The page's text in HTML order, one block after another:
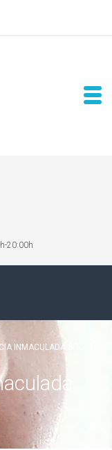
20:00h
INMACULADA SOLER